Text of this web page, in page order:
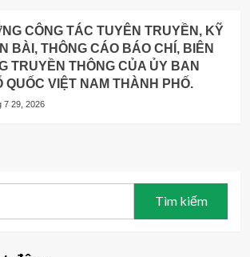
CÔNG TÁC TUYÊN TRUYỀN, KỸ
BÀI, THÔNG CÁO BÁO CHÍ, BIÊN
TRUYỀN THÔNG CỦA ỦY BAN
QUỐC VIỆT NAM THÀNH PHỐ.
7 29, 2026